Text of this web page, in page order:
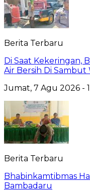
Berita Terbaru
Di Saat Kekeringan,
Air Bersih Di Sambut
Jumat, 7 Agu 2026 -
Berita Terbaru
Bhabinkamtibmas
Bambadaru